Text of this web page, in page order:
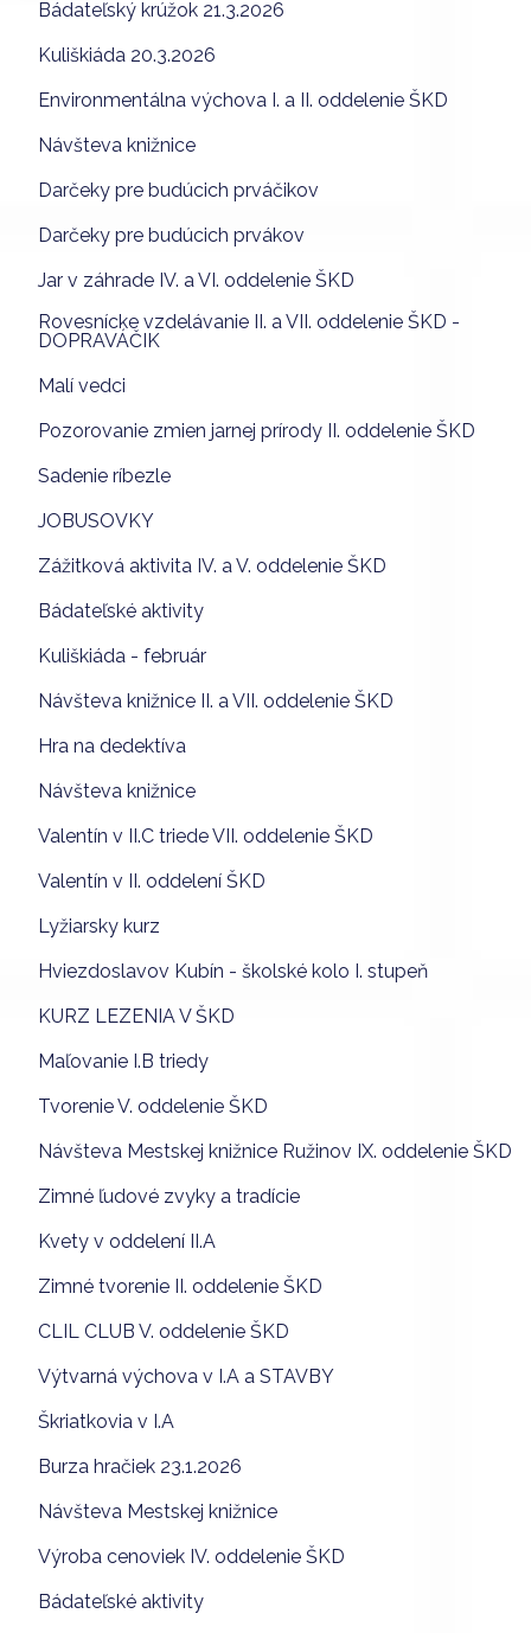
Bádateľský krúžok 21.3.2026
Kuliškiáda 20.3.2026
Environmentálna výchova I. a II. oddelenie ŠKD
Návšteva knižnice
Darčeky pre budúcich prváčikov
Darčeky pre budúcich prvákov
Jar v záhrade IV. a VI. oddelenie ŠKD
Rovesnícke vzdelávanie II. a VII. oddelenie ŠKD -
DOPRAVÁČIK
Malí vedci
Pozorovanie zmien jarnej prírody II. oddelenie ŠKD
Sadenie ríbezle
JOBUSOVKY
Zážitková aktivita IV. a V. oddelenie ŠKD
Bádateľské aktivity
Kuliškiáda - február
Návšteva knižnice II. a VII. oddelenie ŠKD
Hra na dedektíva
Návšteva knižnice
Valentín v II.C triede VII. oddelenie ŠKD
Valentín v II. oddelení ŠKD
Lyžiarsky kurz
Hviezdoslavov Kubín - školské kolo I. stupeň
KURZ LEZENIA V ŠKD
Maľovanie I.B triedy
Tvorenie V. oddelenie ŠKD
Návšteva Mestskej knižnice Ružinov IX. oddelenie ŠKD
Zimné ľudové zvyky a tradície
Kvety v oddelení II.A
Zimné tvorenie II. oddelenie ŠKD
CLIL CLUB V. oddelenie ŠKD
Výtvarná výchova v I.A a STAVBY
Škriatkovia v I.A
Burza hračiek 23.1.2026
Návšteva Mestskej knižnice
Výroba cenoviek IV. oddelenie ŠKD
Bádateľské aktivity